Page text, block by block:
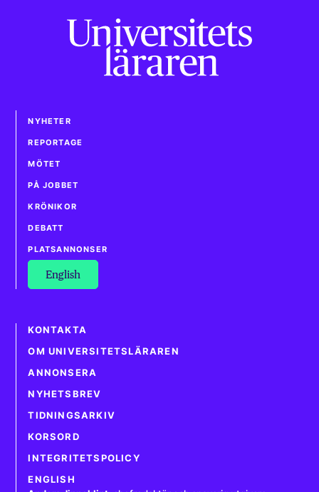
NYHETER
REPORTAGE
MÖTET
PÅ JOBBET
KRÖNIKOR
DEBATT
PLATSANNONSER
English
KONTAKTA
OM UNIVERSITETSLÄRAREN
ANNONSERA
NYHETSBREV
TIDNINGSARKIV
KORSORD
INTEGRITETSPOLICY
ENGLISH